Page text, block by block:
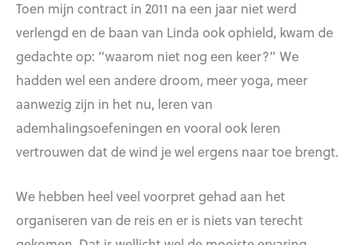
Toen mijn contract in 2011 na een jaar niet werd
verlengd en de baan van Linda ook ophield, kwam de
gedachte op: “waarom niet nog een keer?” We
hadden wel een andere droom, meer yoga, meer
aanwezig zijn in het nu, leren van
ademhalingsoefeningen en vooral ook leren
vertrouwen dat de wind je wel ergens naar toe brengt.
We hebben heel veel voorpret gehad aan het
organiseren van de reis en er is niets van terecht